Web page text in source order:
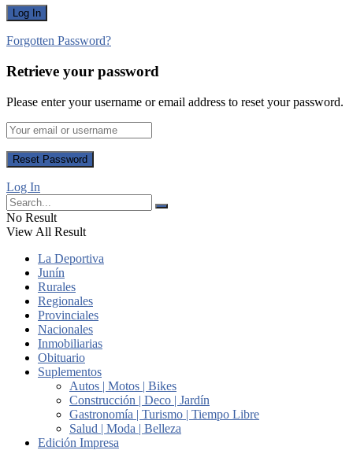
Forgotten Password?
Retrieve your password
Please enter your username or email address to reset your password.
Log In
No Result
View All Result
La Deportiva
Junín
Rurales
Regionales
Provinciales
Nacionales
Inmobiliarias
Obituario
Suplementos
Autos | Motos | Bikes
Construcción | Deco | Jardín
Gastronomía | Turismo | Tiempo Libre
Salud | Moda | Belleza
Edición Impresa